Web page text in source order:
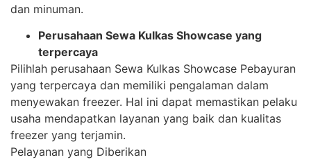
dan minuman.
Perusahaan Sewa Kulkas Showcase yang
terpercaya
Pilihlah perusahaan Sewa Kulkas Showcase Pebayuran
yang terpercaya dan memiliki pengalaman dalam
menyewakan freezer. Hal ini dapat memastikan pelaku
usaha mendapatkan layanan yang baik dan kualitas
freezer yang terjamin.
Pelayanan yang Diberikan